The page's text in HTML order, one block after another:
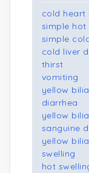
cold heart
simple
simple
cold liver
thirst
vomiting
yellow
diarrhea
yellow
sanguine
yellow
swelling
hot